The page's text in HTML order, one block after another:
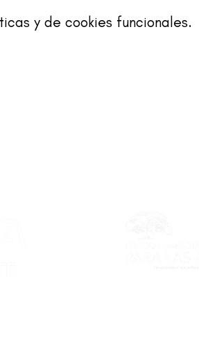
y de cookies funcionales.